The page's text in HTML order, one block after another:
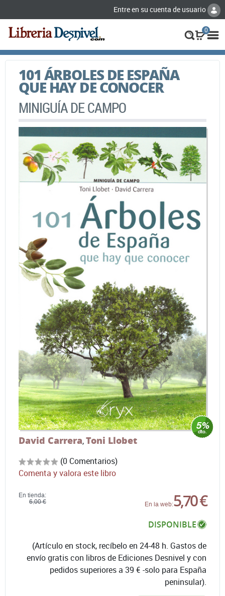
Entre en su cuenta de usuario
0
101 ÁRBOLES DE ESPAÑA
QUE HAY DE CONOCER
MINIGUÍA DE CAMPO
David Carrera,Toni Llobet
(0 Comentarios)
Comenta y valora este libro
En tienda:
6,00 €
En la web:5,70 €
DISPONIBLE
(Artículo en stock, recíbelo en 24-48 h. Gastos de
envío gratis con libros de Ediciones Desnivel y con
pedidos superiores a 39 € -solo para España
peninsular).